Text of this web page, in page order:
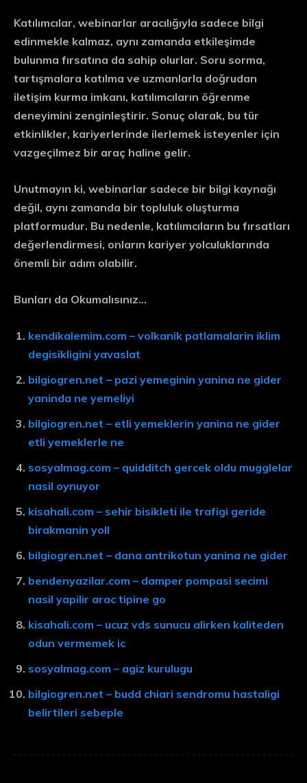
Katılımcılar, webinarlar aracılığıyla sadece bilgi
edinmekle kalmaz, aynı zamanda etkileşimde
bulunma fırsatına da sahip olurlar. Soru sorma,
tartışmalara katılma ve uzmanlarla doğrudan
iletişim kurma imkanı, katılımcıların öğrenme
deneyimini zenginleştirir. Sonuç olarak, bu tür
etkinlikler, kariyerlerinde ilerlemek isteyenler için
vazgeçilmez bir araç haline gelir.
Unutmayın ki, webinarlar sadece bir bilgi kaynağı
değil, aynı zamanda bir topluluk oluşturma
platformudur. Bu nedenle, katılımcıların bu fırsatları
değerlendirmesi, onların kariyer yolculuklarında
önemli bir adım olabilir.
Bunları da Okumalısınız…
kendikalemim.com – volkanik patlamalarin iklim
degisikligini yavaslat
bilgiogren.net – pazi yemeginin yanina ne gider
yaninda ne yemeliyi
bilgiogren.net – etli yemeklerin yanina ne gider
etli yemeklerle ne
sosyalmag.com – quidditch gercek oldu mugglelar
nasil oynuyor
kisahali.com – sehir bisikleti ile trafigi geride
birakmanin yoll
bilgiogren.net – dana antrikotun yanina ne gider
bendenyazilar.com – damper pompasi secimi
nasil yapilir arac tipine go
kisahali.com – ucuz vds sunucu alirken kaliteden
odun vermemek ic
sosyalmag.com – agiz kurulugu
bilgiogren.net – budd chiari sendromu hastaligi
belirtileri sebeple